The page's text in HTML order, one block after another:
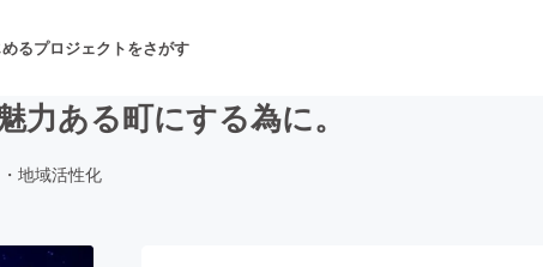
るプロジェクトをさがす
力ある町にする為に。
地域活性化